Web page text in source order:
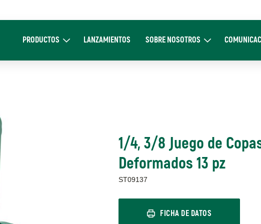
navigation
PRODUCTOSExpand ProductosLANZAMIENTOS SOBRE NOSOTROSExpand Sobre Nosotros
1/4, 3/8 Juego de
Deformados 13 pz
ST09137
FICHA DE DATOS